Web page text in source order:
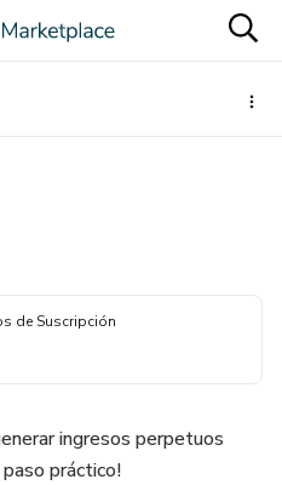
de Suscripción
ingresos perpetuos
práctico!